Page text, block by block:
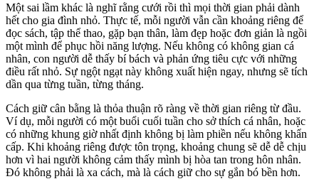
Một sai lầm khác là nghĩ rằng cưới rồi thì mọi thời gian phải dành
hết cho gia đình nhỏ. Thực tế, mỗi người vẫn cần khoảng riêng để
đọc sách, tập thể thao, gặp bạn thân, làm đẹp hoặc đơn giản là ngồi
một mình để phục hồi năng lượng. Nếu không có không gian cá
nhân, con người dễ thấy bí bách và phản ứng tiêu cực với những
điều rất nhỏ. Sự ngột ngạt này không xuất hiện ngay, nhưng sẽ tích
dần qua từng tuần, từng tháng.
Cách giữ cân bằng là thỏa thuận rõ ràng về thời gian riêng từ đầu.
Ví dụ, mỗi người có một buổi cuối tuần cho sở thích cá nhân, hoặc
có những khung giờ nhất định không bị làm phiền nếu không khẩn
cấp. Khi khoảng riêng được tôn trọng, khoảng chung sẽ dễ dễ chịu
hơn vì hai người không cảm thấy mình bị hòa tan trong hôn nhân.
Đó không phải là xa cách, mà là cách giữ cho sự gắn bó bền hơn.